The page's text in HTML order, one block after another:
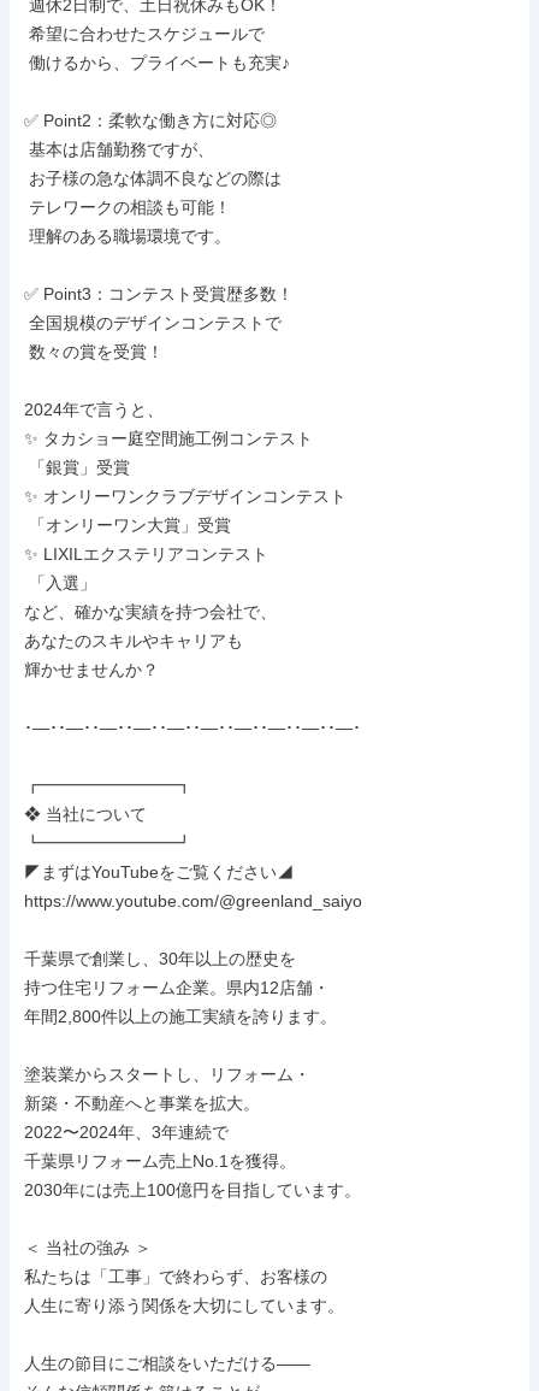
✅ Point2：柔軟な働き方に対応◎
✅ Point3：コンテスト受賞歴多数！
2024年で言うと、
✨ タカショー庭空間施工例コンテスト
✨ オンリーワンクラブデザインコンテスト
✨ LIXILエクステリアコンテスト
など、確かな実績を持つ会社で、
あなたのスキルやキャリアも
輝かせませんか？
･―･･―･･―･･―･･―･･―･･―･･―･･―･･―･
┏━━━━━━━━┓
❖ 当社について
┗━━━━━━━━┛
◤まずはYouTubeをご覧ください◢
https://www.youtube.com/@greenland_saiyo
千葉県で創業し、30年以上の歴史を
持つ住宅リフォーム企業。県内12店舗・
年間2,800件以上の施工実績を誇ります。
塗装業からスタートし、リフォーム・
新築・不動産へと事業を拡大。
2022〜2024年、3年連続で
千葉県リフォーム売上No.1を獲得。
2030年には売上100億円を目指しています。
＜ 当社の強み ＞
私たちは「工事」で終わらず、お客様の
人生に寄り添う関係を大切にしています。
人生の節目にご相談をいただける――